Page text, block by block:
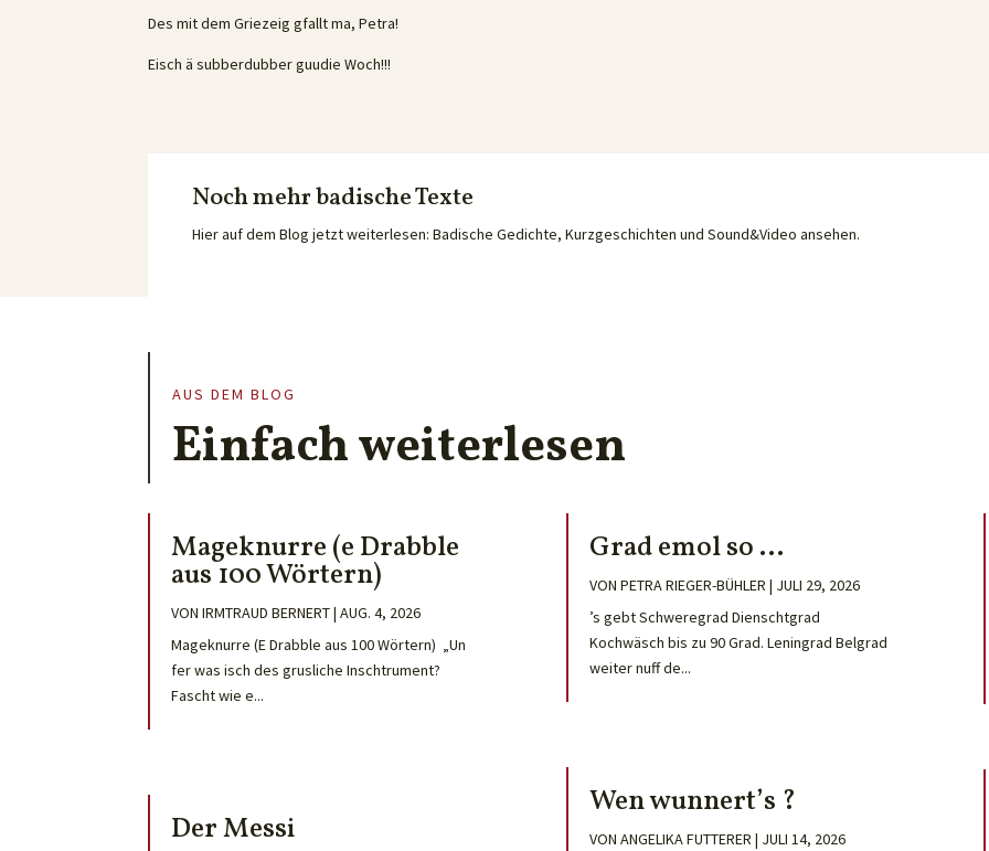
Des mit dem Griezeig gfallt ma, Petra!
Eisch ä subberdubber guudie Woch!!!
Noch mehr badische Texte
Hier auf dem Blog jetzt weiterlesen: Badische Gedichte, Kurzgeschichten und Sound&Video ansehen.
AUS DEM BLOG
Einfach weiterlesen
Mageknurre (e Drabble
aus 100 Wörtern)
VONIRMTRAUD BERNERT|AUG. 4, 2026
Mageknurre (E Drabble aus 100 Wörtern) „Un
fer was isch des grusliche Inschtrument?
Fascht wie e...
Der Messi
Grad emol so …
VON PETRA RIEGER-BÜHLER | JULI 29, 2026
’s gebt Schweregrad Dienschtgrad
Kochwäsch bis zu 90 Grad. Leningrad Belgrad
weiter nuff de...
Wen wunnert’s ?
VON ANGELIKA FUTTERER | JULI 14, 2026